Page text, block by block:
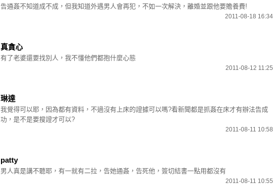
告通姦不知道成不成，但我知道外遇男人會再犯，不如一次解決，離婚並跟他要贍養費!
2011-08-18 16:34
真貪心
有了老婆還要找別人，我不懂他們都抱什麼心態
2011-08-12 11:25
琳達
我覺得可以耶，因為都有資料，不過沒有上床的證據可以嗎?看新聞都是抓姦在床才有辦法告成
功，是不是要搜證才可以?
2011-08-11 10:58
patty
男人真是講不聽耶，有一就有二拉，告她通姦，告死他，簽切結書一點用都沒有
2011-08-11 10:55